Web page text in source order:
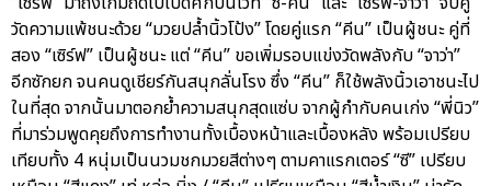
วัดความแพ้ชนะด้วย “มวยปล้ำนิ้วโป้ง” โดยคู่แรก “คีน” เป็นผู้ชนะ คู่ที่
สอง “เซิร์ฟ” เป็นผู้ชนะ แต่ “คีน” ขอเพิ่มรอบแข่งวัดพลังกับ “จาว่า”
อีกซักยก จนคนดูเชียร์กันสนุกลั่นโรง ซึ่ง “คีน” ก็ใช้พลังนิ้วเอาชนะไป
ในที่สุด จากนั้นมาตอกย้ำความสนุกสุดแซ่บ จากผู้กำกับคนเก่ง “พี่นิว”
ที่มาร่วมพูดคุยถึงการทำงานทั้งเบื้องหน้าและเบื้องหลัง พร้อมเปรียบ
เทียบทั้ง 4 หนุ่มเป็นนวมชกมวยสีต่างๆ ตามคาแรกเตอร์ “ซี” เปรียบ